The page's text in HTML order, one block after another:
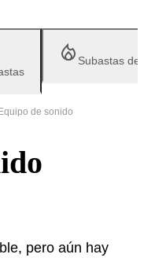
Subastas
Equipo de sonido
pero aún hay